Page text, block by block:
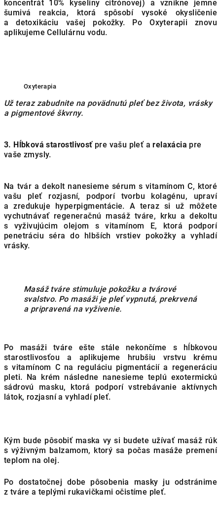
koncentrát 10% kyseliny citrónovej) a vznikne jemne
šumivá reakcia, ktorá spôsobí vysoké okysličenie
a detoxikáciu vašej pokožky. Po Oxyterapii znovu
aplikujeme Cellulárnu vodu.
Oxyterapia
Už teraz zabudnite na povädnutú pleť bez života, vrásky
a pigmentové škvrny.
3. Hĺbková starostlivosť pre vašu pleť arelaxácia pre
vaše zmysly.
Na tvár a dekolt nanesieme sérum s vitamínom C, ktoré
vašu pleť rozjasní, podporí tvorbu kolagénu, upraví
a zredukuje hyperpigmentácie. A teraz si už môžete
vychutnávať regeneračnú masáž tváre, krku a dekoltu
s vyživujúcim olejom s vitamínom E, ktorá podporí
penetráciu séra do hlbších vrstiev pokožky a vyhladí
vrásky.
Masáž tváre stimuluje pokožku a tvárové
svalstvo. Po masáži je pleť vypnutá, prekrvená
a pripravená na vyživenie.
Po masáži tváre ešte stále nekončíme s hĺbkovou
starostlivosťou a aplikujeme hrubšiu vrstvu krému
s vitamínom C na reguláciu pigmentácií a regeneráciu
pleti. Na krém následne nanesieme teplú exotermickú
sádrovú masku, ktorá podporí vstrebávanie aktívnych
látok, rozjasní a vyhladí pleť.
Kým bude pôsobiť maska vy si budete užívať masáž rúk
s výživným balzamom, ktorý sa počas masáže premení
teplom na olej.
Po dostatočnej dobe pôsobenia masky ju odstránime
z tváre a teplými rukavičkami očistíme pleť.